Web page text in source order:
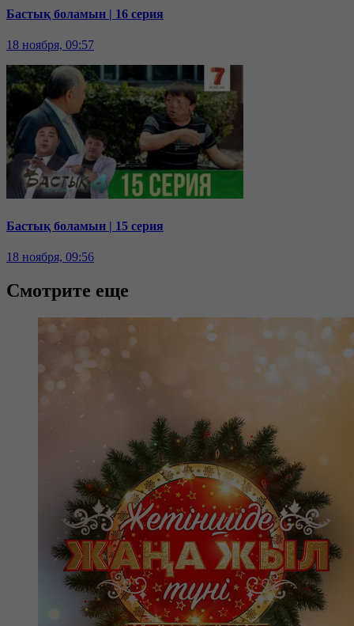
Бастық боламын | 16 серия
18 ноября, 09:57
Бастық боламын | 15 серия
18 ноября, 09:56
Смотрите еще